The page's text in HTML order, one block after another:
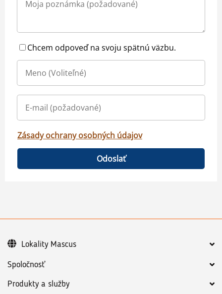
Chcem odpoveď na svoju spätnú väzbu.
Zásady ochrany osobných údajov
Odoslať
Spoločnosť
Produkty a služby
Lokality Mascus